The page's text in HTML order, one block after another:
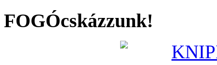
FOGÓcskázzunk!